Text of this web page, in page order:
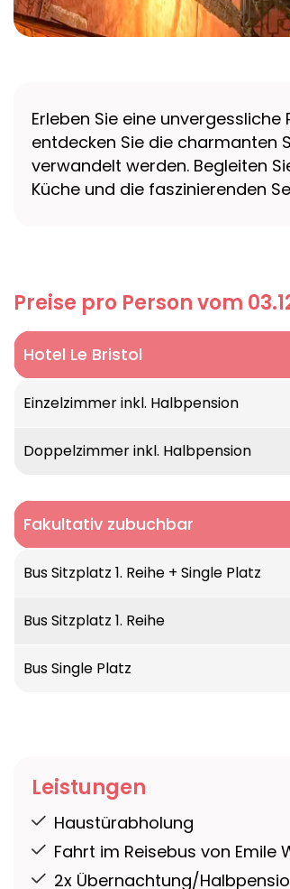
Erleben Sie eine
entdecken Sie die charmanten
verwandelt werden. Begleiten
Küche und die faszinierenden
Preise pro Person vom
Hotel Le Bristol
Einzelzimmer inkl. Halbpension
Doppelzimmer inkl. Halbpension
Fakultativ zubuchbar
Bus Sitzplatz 1. Reihe + Single Platz
Bus Sitzplatz 1. Reihe
Bus Single Platz
Leistungen
Haustürabholung
Fahrt im Reisebus von Emile
2x Übernachtung/